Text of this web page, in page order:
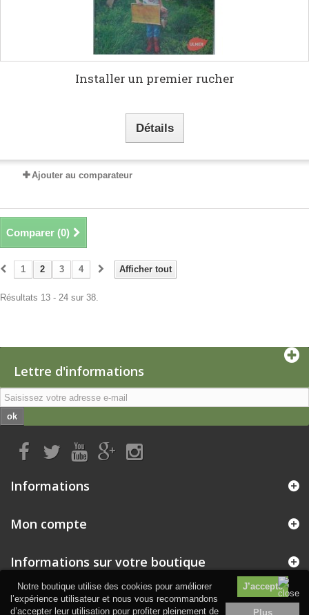
Notre boutique utilise des cookies pour améliorer
l’expérience utilisateur et nous vous recommandons
d’accepter leur utilisation pour profiter pleinement de
Plus
Installer un premier rucher
Détails
Ajouter au comparateur
Comparer (0)
Afficher tout
1 2 3 4
Résultats 13 - 24 sur 38.
Lettre d'informations
ok
Informations
Mon compte
Informations sur votre boutique